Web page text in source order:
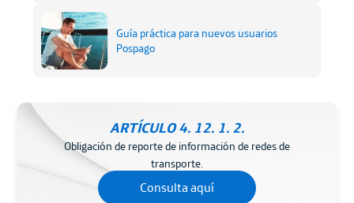
Guía práctica para nuevos usuarios
Pospago
ARTÍCULO 4. 12. 1. 2.
Obligación de reporte de información de redes de
transporte.
Consulta aquí